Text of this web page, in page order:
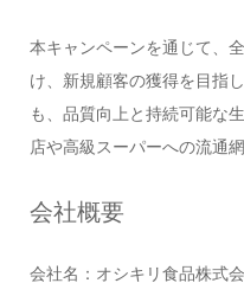
本キャンペーンを通じて、
け、新規顧客の獲得を目指
も、品質向上と持続可能な
店や高級スーパーへの流通
会社概要
会社名：オシキリ食品株式